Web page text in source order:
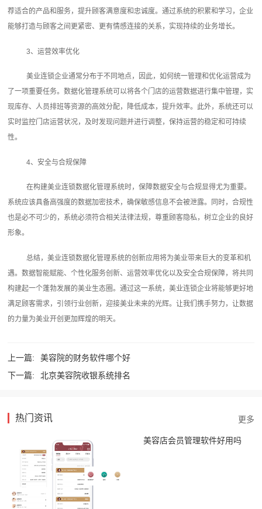
荐适合的产品和服务，提升顾客满意度和忠诚度。通过系统的积累和学习，企业
能够打造与顾客之间更紧密、更有情感连接的关系，实现持续的业务增长。
3、运营效率优化
美业连锁企业通常分布于不同地点，因此，如何统一管理和优化运营成为
了一项重要任务。数据化管理系统可以将各个门店的运营数据进行集中管理，实
现库存、人员排班等资源的高效分配，降低成本，提升效率。此外，系统还可以
实时监控门店运营状况，及时发现问题并进行调整，保持运营的稳定和可持续
性。
4、安全与合规保障
在构建美业连锁数据化管理系统时，保障数据安全与合规显得尤为重要。
系统应该具备高强度的数据加密技术，确保敏感信息不会被泄露。同时，合规性
也是必不可少的，系统必须符合相关法律法规，尊重顾客隐私，树立企业的良好
形象。
总结，美业连锁数据化管理系统的创新应用将为美业带来巨大的变革和机
遇。数据智能赋能、个性化服务创新、运营效率优化以及安全合规保障，将共同
构建起一个蓬勃发展的美业生态圈。通过这一系统，美业连锁企业将能够更好地
满足顾客需求，引领行业创新，迎接美业未来的光辉。让我们携手努力，让数据
的力量为美业开创更加辉煌的明天。‍
上一篇:
美容院的财务软件哪个好
下一篇:
北京美容院收银系统排名
热门资讯
美容店会员管理软件好用吗